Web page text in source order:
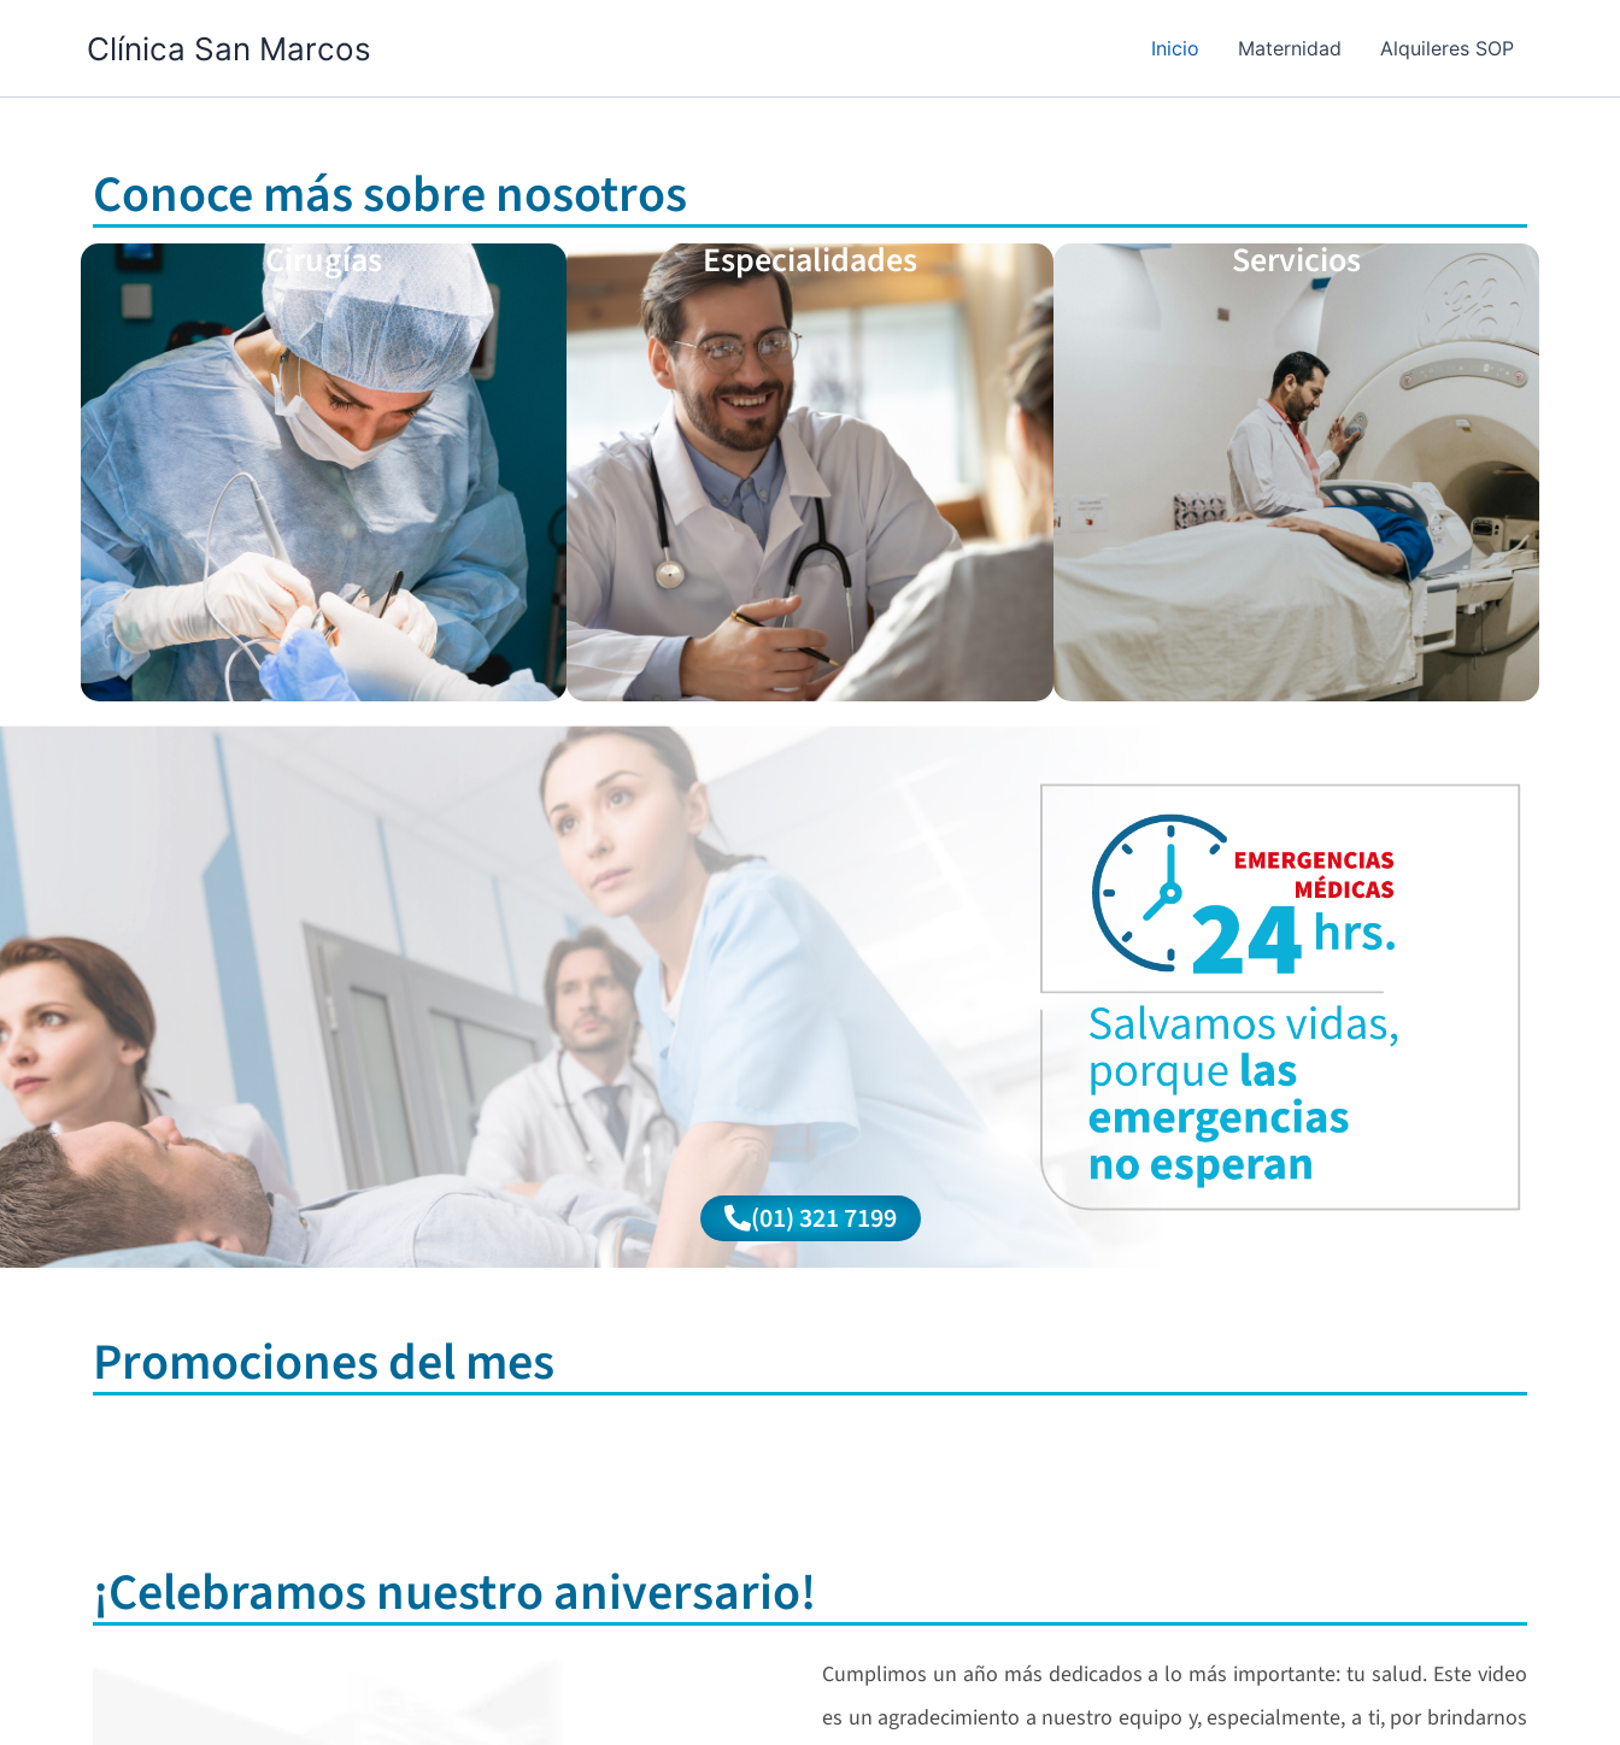
Clínica San Marcos Inicio Maternidad Alquileres SOP
Conoce más sobre nosotros
Cirugías Especialidades Servicios
(01) 321 7199
Promociones del mes
¡Celebramos nuestro aniversario!
Cumplimos un año más dedicados a lo más importante: tu salud. Este video
es un agradecimiento a nuestro equipo y, especialmente, a ti, por brindarnos